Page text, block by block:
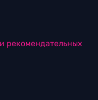
рекомендательных